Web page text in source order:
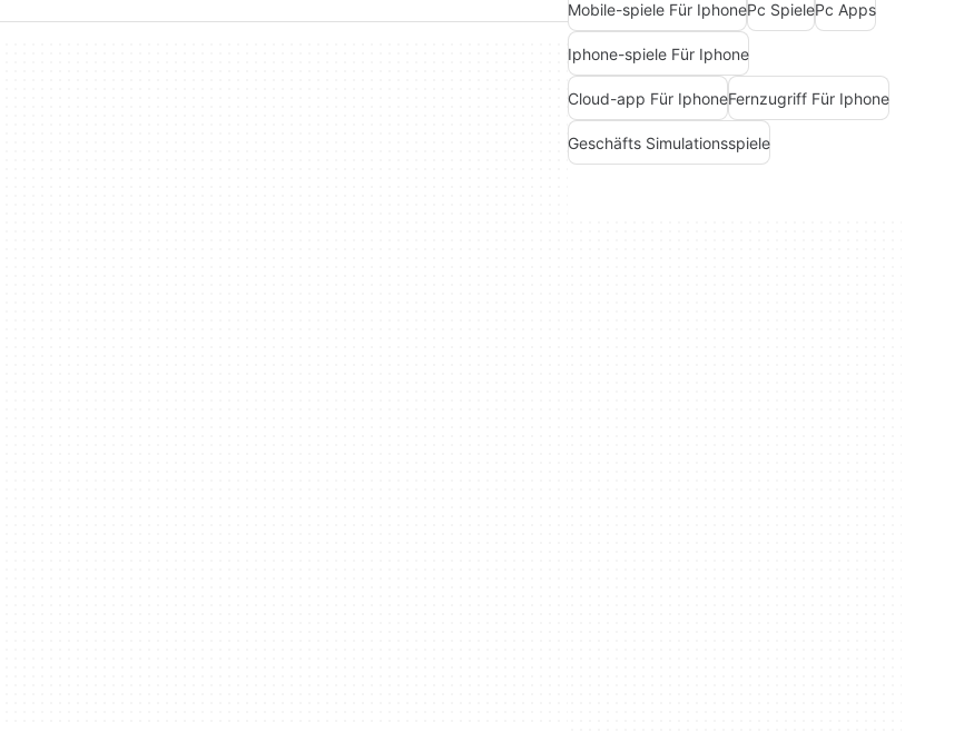
Mobile-spiele Für IphonePc SpielePc Apps
Iphone-spiele Für Iphone
Cloud-app Für IphoneFernzugriff Für Iphone
Geschäfts Simulationsspiele